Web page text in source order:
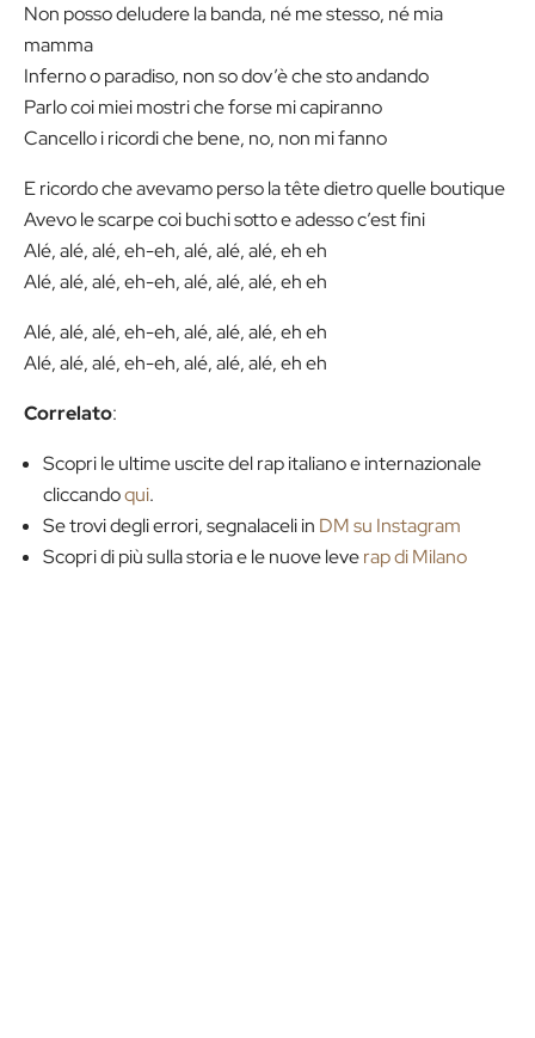
Non posso deludere la banda, né me stesso, né mia
mamma
Inferno o paradiso, non so dov’è che sto andando
Parlo coi miei mostri che forse mi capiranno
Cancello i ricordi che bene, no, non mi fanno
E ricordo che avevamo perso la tête dietro quelle boutique
Avevo le scarpe coi buchi sotto e adesso c’est fini
Alé, alé, alé, eh-eh, alé, alé, alé, eh eh
Alé, alé, alé, eh-eh, alé, alé, alé, eh eh
Alé, alé, alé, eh-eh, alé, alé, alé, eh eh
Alé, alé, alé, eh-eh, alé, alé, alé, eh eh
Correlato:
Scopri le ultime uscite del rap italiano e internazionale
cliccandoqui.
Se trovi degli errori, segnalaceli in DM su Instagram
Scopri di più sulla storia e le nuove leverap di Milano